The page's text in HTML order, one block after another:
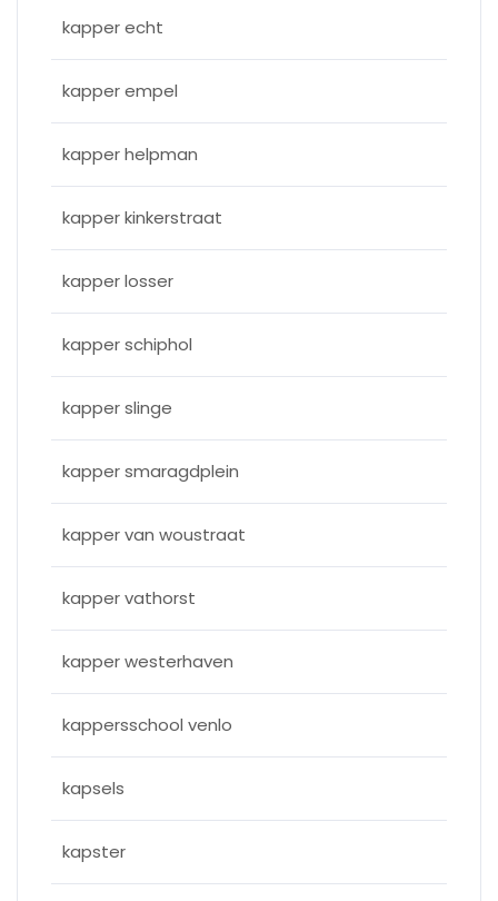
kapper echt
kapper empel
kapper helpman
kapper kinkerstraat
kapper losser
kapper schiphol
kapper slinge
kapper smaragdplein
kapper van woustraat
kapper vathorst
kapper westerhaven
kappersschool venlo
kapsels
kapster